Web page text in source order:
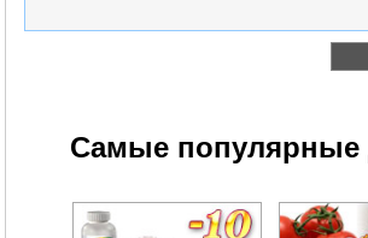
Самые популярные